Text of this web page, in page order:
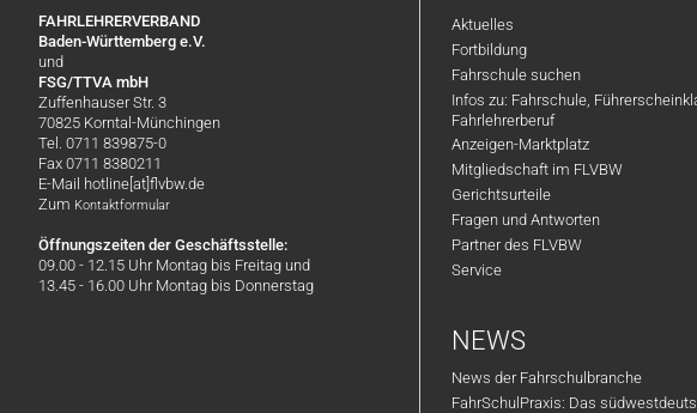
FAHRLEHRERVERBAND
Baden-Württemberg e.V.
und
FSG/TTVA mbH
Zuffenhauser Str. 3
70825 Korntal-Münchingen
Tel. 0711 839875-0
Fax 0711 8380211
E-Mail hotline[at]flvbw.de
Zum Kontaktformular
Öffnungszeiten der Geschäftsstelle:
09.00 - 12.15 Uhr Montag bis Freitag und
13.45 - 16.00 Uhr Montag bis Donnerstag
Aktuelles
Fortbildung
Fahrschule suchen
Infos zu: Fahrschule,
Fahrlehrerberuf
Anzeigen-Marktplatz
Mitgliedschaft im FLVBW
Gerichtsurteile
Fragen und Antworten
Partner des FLVBW
Service
NEWS
News der Fahrschulbranche
FahrSchulPraxis: Das